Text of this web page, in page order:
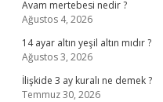
Avam mertebesi nedir ?
Ağustos 4, 2026
14 ayar altın yeşil altın mıdır ?
Ağustos 3, 2026
İlişkide 3 ay kuralı ne demek ?
Temmuz 30, 2026